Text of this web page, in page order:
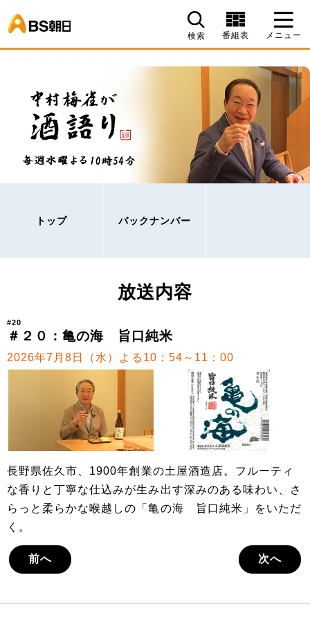
検索 番組表 メニュー
トップ バックナンバー
放送内容
#20
＃２０：亀の海 旨口純米
2026年7月8日（水）よる10：54～11：00
長野県佐久市、1900年創業の土屋酒造店。フルーティ
な香りと丁寧な仕込みが生み出す深みのある味わい、さ
らっと柔らかな喉越しの「亀の海 旨口純米」をいただ
く。
前へ 次へ